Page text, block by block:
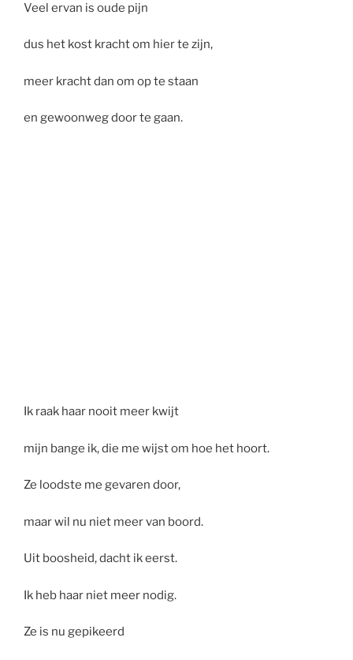
Veel ervan is oude pijn
dus het kost kracht om hier te zijn,
meer kracht dan om op te staan
en gewoonweg door te gaan.
Ik raak haar nooit meer kwijt
mijn bange ik, die me wijst om hoe het hoort.
Ze loodste me gevaren door,
maar wil nu niet meer van boord.
Uit boosheid, dacht ik eerst.
Ik heb haar niet meer nodig.
Ze is nu gepikeerd